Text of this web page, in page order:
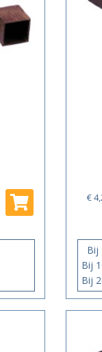
€
Bij
Bij
Bij